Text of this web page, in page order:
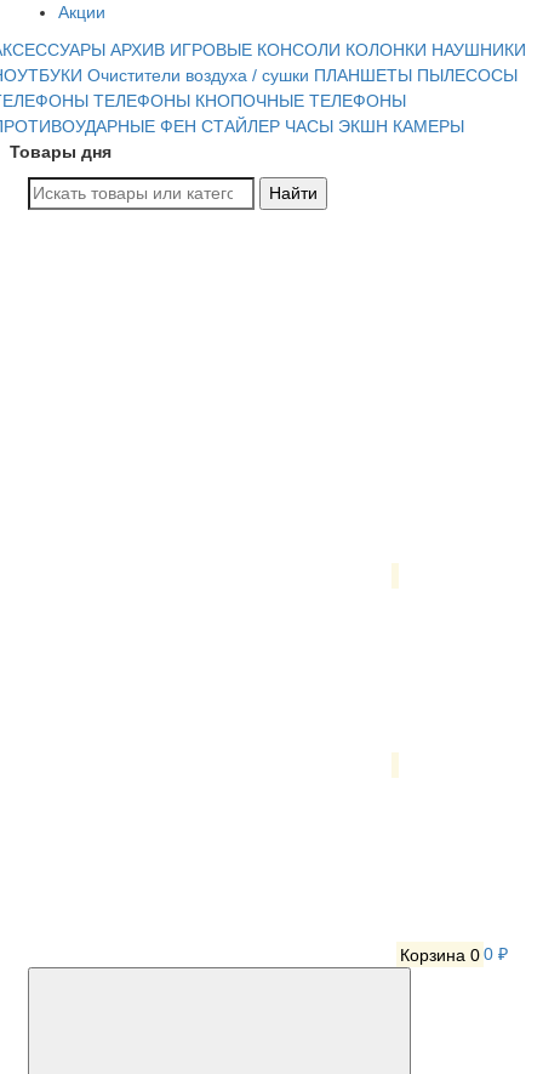
Акции
АРХИВ ИГРОВЫЕ КОНСОЛИ КОЛОНКИ НАУШНИКИ
Очистители воздуха / сушки ПЛАНШЕТЫ ПЫЛЕСОСЫ
ТЕЛЕФОНЫ КНОПОЧНЫЕ ТЕЛЕФОНЫ
ФЕН СТАЙЛЕР ЧАСЫ ЭКШН КАМЕРЫ
Товары дня
Найти
Корзина 00 ₽